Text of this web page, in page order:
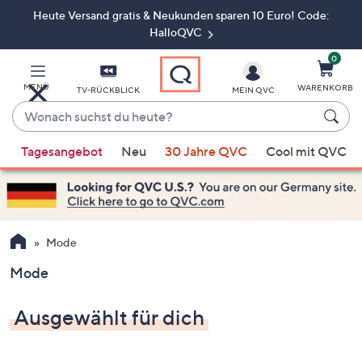
ZumHeute Versand gratis & Neukunden sparen 10 Euro! Code:
HalloQVC
MENÜ TV-RÜCKBLICK
Wonach
suchst
du
heute?
Vorschläge
verfügbar
sind,
verwenden
Sie
Pfeiltasten
oben
und
MEIN QVC
0
WARENKORB
Tagesangebot Neu 30 Jahre QVC Cool mit QVC
Mode
Mode
Ausgewählt für dich